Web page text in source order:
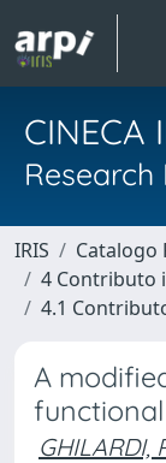
CINECA
IRIS
Catalogo
4 Contributo
4.1
A
GHILARDI,